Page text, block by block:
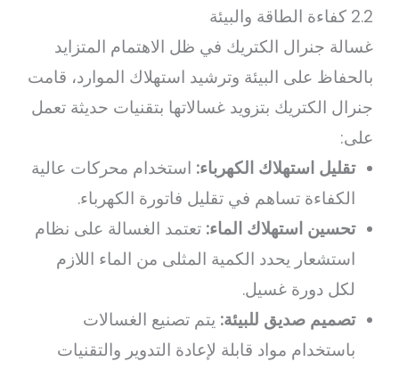
2.2 كفاءة الطاقة والبيئة
غسالة جنرال الكتريك في ظل الاهتمام المتزايد
بالحفاظ على البيئة وترشيد استهلاك الموارد، قامت
جنرال الكتريك بتزويد غسالاتها بتقنيات حديثة تعمل
على:
تقليل استهلاك الكهرباء: استخدام محركات عالية
الكفاءة تساهم في تقليل فاتورة الكهرباء.
تحسين استهلاك الماء: تعتمد الغسالة على نظام
استشعار يحدد الكمية المثلى من الماء اللازم
لكل دورة غسيل.
تصميم صديق للبيئة: يتم تصنيع الغسالات
باستخدام مواد قابلة لإعادة التدوير والتقنيات